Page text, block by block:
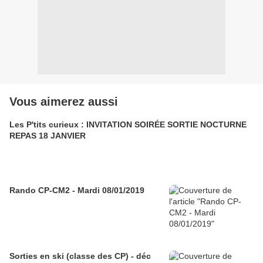
Vous aimerez aussi
Les P'tits curieux : INVITATION SOIRÉE SORTIE NOCTURNE
REPAS 18 JANVIER
Rando CP-CM2 - Mardi 08/01/2019
Sorties en ski (classe des CP) - déc